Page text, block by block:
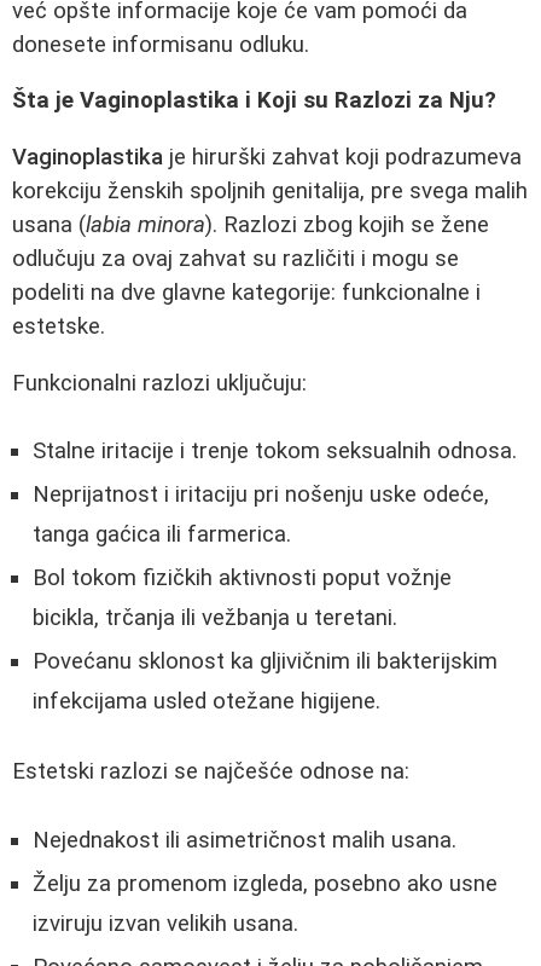
već opšte informacije koje će vam pomoći da
donesete informisanu odluku.
Šta je Vaginoplastika i Koji su Razlozi za Nju?
Vaginoplastika je hirurški zahvat koji podrazumeva
korekciju ženskih spoljnih genitalija, pre svega malih
usana (labia minora). Razlozi zbog kojih se žene
odlučuju za ovaj zahvat su različiti i mogu se
podeliti na dve glavne kategorije: funkcionalne i
estetske.
Funkcionalni razlozi uključuju:
Stalne iritacije i trenje tokom seksualnih odnosa.
Neprijatnost i iritaciju pri nošenju uske odeće,
tanga gaćica ili farmerica.
Bol tokom fizičkih aktivnosti poput vožnje
bicikla, trčanja ili vežbanja u teretani.
Povećanu sklonost ka gljivičnim ili bakterijskim
infekcijama usled otežane higijene.
Estetski razlozi se najčešće odnose na:
Nejednakost ili asimetričnost malih usana.
Želju za promenom izgleda, posebno ako usne
izviruju izvan velikih usana.